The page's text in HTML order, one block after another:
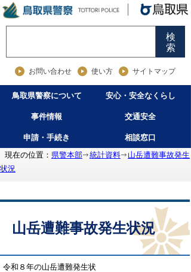
検
索
お問い合わせ 使い方 サイトマップ
鳥取県警察について 安心・安全なくらし
事件情報 交通安全
申請・手続き
相談窓口
現在の位置： 県警本部 統計資料
山岳遭難事故発生
状況
山岳遭難事故発生状況
令和８年の山岳遭難発生状